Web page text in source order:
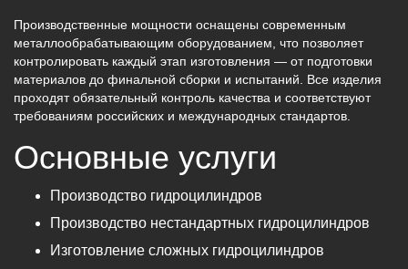
Производственные мощности оснащены современным
металлообрабатывающим оборудованием, что позволяет
контролировать каждый этап изготовления — от подготовки
материалов до финальной сборки и испытаний. Все изделия
проходят обязательный контроль качества и соответствуют
требованиям российских и международных стандартов.
Основные услуги
Производство гидроцилиндров
Производство нестандартных гидроцилиндров
Изготовление сложных гидроцилиндров